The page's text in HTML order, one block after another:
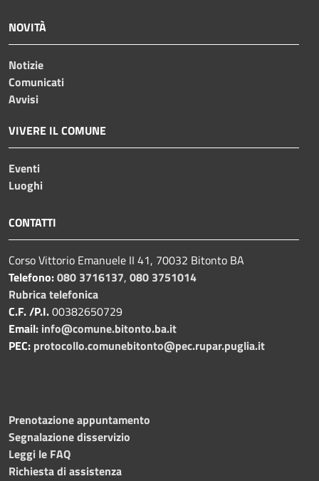
NOVITÀ
Notizie
Comunicati
Avvisi
VIVERE IL COMUNE
Eventi
Luoghi
CONTATTI
Corso Vittorio Emanuele II 41, 70032 Bitonto BA
Telefono:080 3716137, 080 3751014
Rubrica telefonica
C.F. /P.I.00382650729
Email: info@comune.bitonto.ba.it
PEC: protocollo.comunebitonto@pec.rupar.puglia.it
Prenotazione appuntamento
Segnalazione disservizio
Leggi le FAQ
Richiesta di assistenza